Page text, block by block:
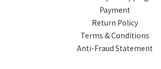
Payment
Return Policy
Terms & Conditions
Anti-Fraud Statement